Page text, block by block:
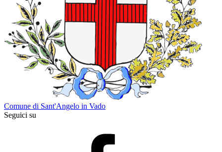
Comune di Sant'Angelo in Vado
Seguici su